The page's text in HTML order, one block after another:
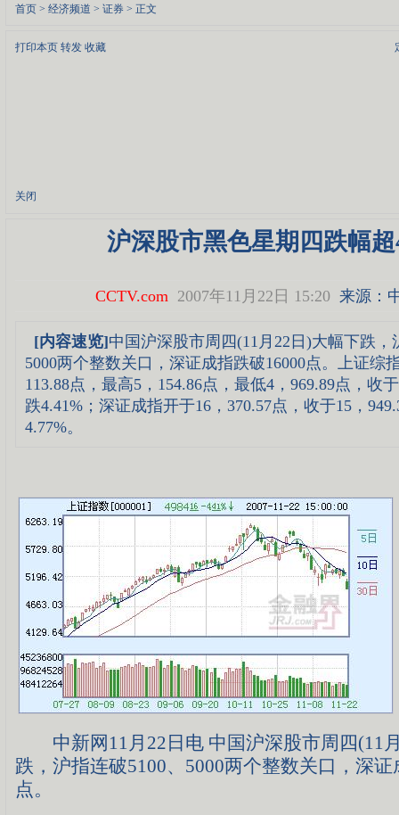
首页 > 经济频道 > 证券 > 正文
打印本页 转发 收藏
关闭
沪深股市黑色星期四跌幅
CCTV.com 2007年11月22日 15:20 来源：
[内容速览]中国沪深股市周四(11月22日)大幅下跌，
5000两个整数关口，深证成指跌破16000点。上证综
113.88点，最高5，154.86点，最低4，969.89点，收
跌4.41%；深证成指开于16，370.57点，收于15，
4.77%。
中新网11月22日电 中国沪深股市周四(11
跌，沪指连破5100、5000两个整数关口，深证
点。